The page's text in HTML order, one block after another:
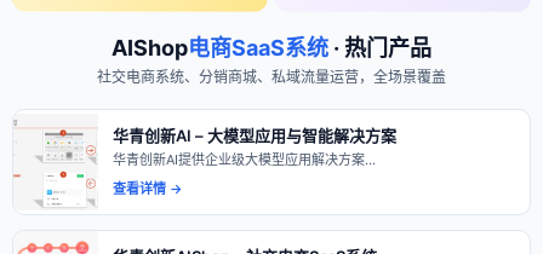
AIShop电商SaaS系统 · 热门产品
社交电商系统、分销商城、私域流量运营，全场景覆盖
华青创新AI – 大模型应用与智能解决方案
华青创新AI提供企业级大模型应用解决方案…
查看详情 →